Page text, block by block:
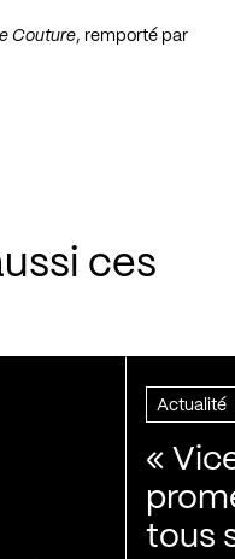
Couture, remporté par
ces
Actualité
«
tous